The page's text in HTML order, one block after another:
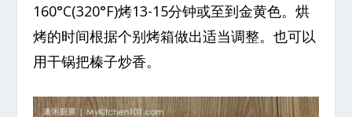
160°C(320°F)烤13-15分钟或至到金黄色。烘
烤的时间根据个别烤箱做出适当调整。也可以
用干锅把榛子炒香。